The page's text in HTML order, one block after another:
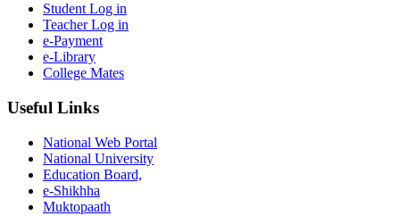
Student Log in
Teacher Log in
e-Payment
e-Library
College Mates
Useful Links
National Web Portal
National University
Education Board,
e-Shikhha
Muktopaath